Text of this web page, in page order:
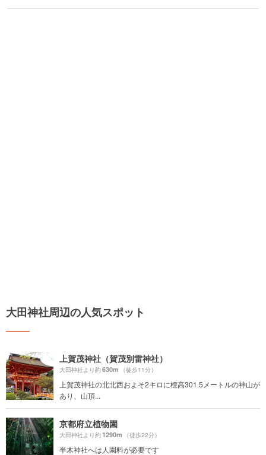
大田神社周辺の人気スポット
上賀茂神社（賀茂別雷神社）
大田神社より約630m （徒歩11分）
上賀茂神社の北北西およそ2キロに標高301.5メートルの神山が
あり、山頂...
京都府立植物園
大田神社より約1290m （徒歩22分）
半木神社へは人園料が必要です